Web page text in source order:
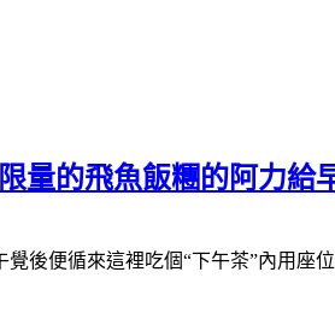
量的飛魚飯糰的阿力給
後便循來這裡吃個“下午茶”內用座